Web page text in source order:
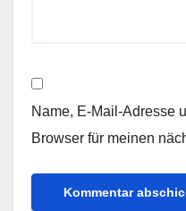
Name, E-Mail-Adresse
Browser für meinen